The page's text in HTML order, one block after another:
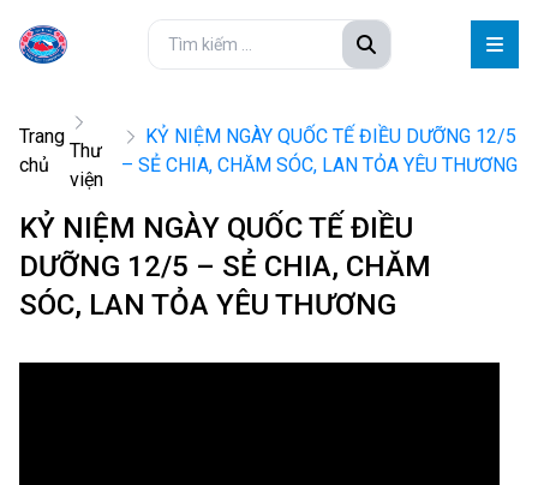
Trang
chủ
Thư
viện
KỶ NIỆM NGÀY QUỐC TẾ ĐIỀU DƯỠNG 12/5
– SẺ CHIA, CHĂM SÓC, LAN TỎA YÊU THƯƠNG
KỶ NIỆM NGÀY QUỐC TẾ ĐIỀU
DƯỠNG 12/5 – SẺ CHIA, CHĂM
SÓC, LAN TỎA YÊU THƯƠNG